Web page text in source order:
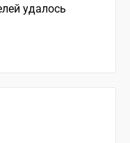
удалось